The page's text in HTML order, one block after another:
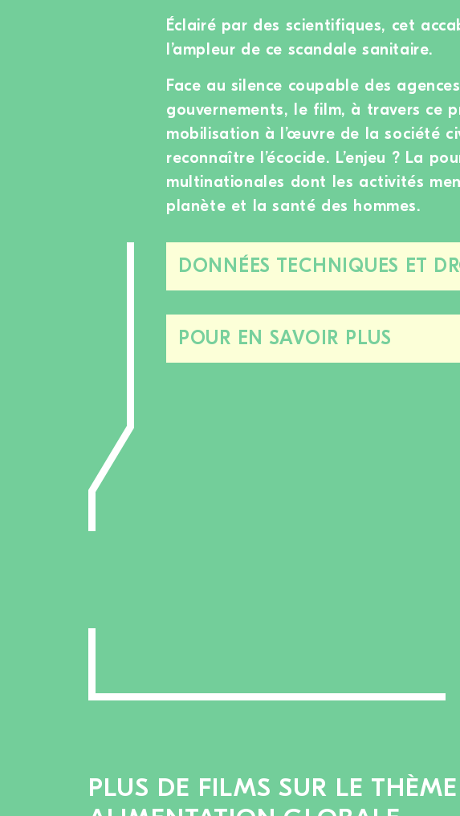
Éclairé par des scientifiques, cet
l’ampleur de ce scandale sanitaire.
Face au silence coupable des
gouvernements, le film, à travers ce
mobilisation à l’œuvre de la société
reconnaître l’écocide. L’enjeu ? La
multinationales dont les activités
planète et la santé des hommes.
DONNÉES TECHNIQUES ET
POUR EN SAVOIR PLUS
PLUS DE FILMS SUR LE THÈME